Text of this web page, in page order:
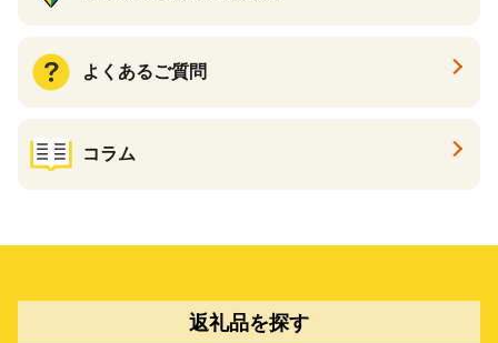
よくあるご質問
コラム
返礼品を探す